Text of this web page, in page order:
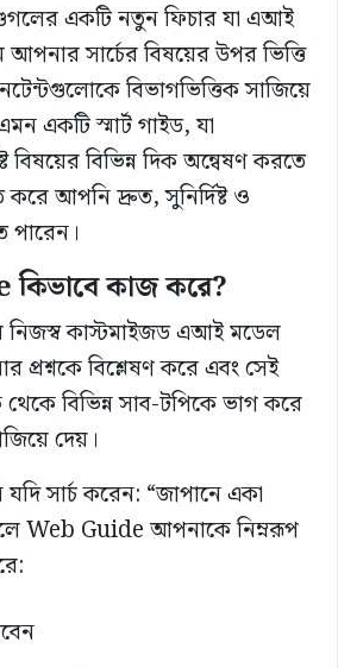
একটি নতুন ফিচার যা এআই
আপনার সার্চের বিষয়ের উপর ভিত্তি
বিভাগভিত্তিক সাজিয়ে
একটি স্মার্ট গাইড, যা
বিষয়ের বিভিন্ন দিক অন্বেষণ করতে
আপনি দ্রুত, সুনির্দিষ্ট ও
পারেন।
কাজ করে?
নিজস্ব কাস্টমাইজড এআই মডেল
প্রশ্নকে বিশ্লেষণ করে এবং সেই
থেকে বিভিন্ন সাব-টপিকে ভাগ করে
দেয়।
সার্চ করেন: “জাপানে একা
Web Guide আপনাকে নিম্নরূপ